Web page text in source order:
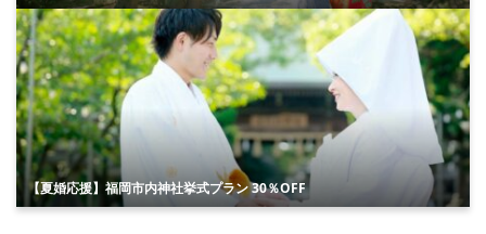
【夏婚応援】福岡市内神社挙式プラン 30％OFF